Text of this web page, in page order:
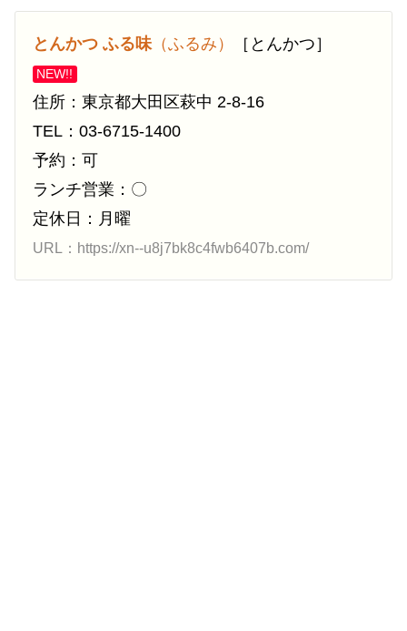
とんかつ ふる味（ふるみ） ［とんかつ］
NEW!!
住所：東京都大田区萩中 2-8-16
TEL：03-6715-1400
予約：可
ランチ営業：〇
定休日：月曜
URL：https://xn--u8j7bk8c4fwb6407b.com/